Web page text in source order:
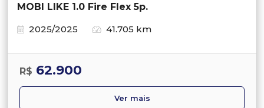
MOBI LIKE 1.0 Fire Flex 5p.
2025/2025
41.705 km
R$ 62.900
Ver mais